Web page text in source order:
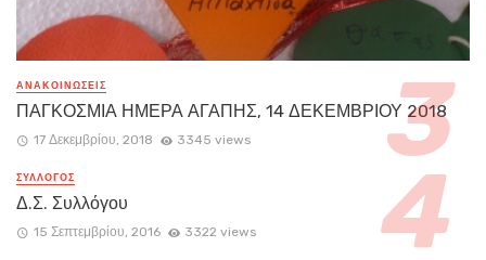
ΑΝΑΚΟΙΝΏΣΕΙΣ
ΠΑΓΚΟΣΜΙΑ ΗΜΕΡΑ ΑΓΑΠΗΣ, 14 ΔΕΚΕΜΒΡΙΟΥ 2018
17 Δεκεμβρίου, 2018 3345 views
ΣΥΛΛΟΓΟΣ
Δ.Σ. Συλλόγου
15 Σεπτεμβρίου, 2016 3322 views